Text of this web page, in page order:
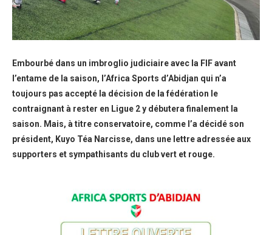
Embourbé dans un imbroglio judiciaire avec la FIF avant
l’entame de la saison, l’Africa Sports d’Abidjan qui n’a
toujours pas accepté la décision de la fédération le
contraignant à rester en Ligue 2 y débutera finalement la
saison. Mais, à titre conservatoire, comme l’a décidé son
président, Kuyo Téa Narcisse, dans une lettre adressée aux
supporters et sympathisants du club vert et rouge.